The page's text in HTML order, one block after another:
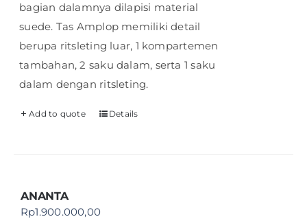
bagian dalamnya dilapisi material
suede. Tas Amplop memiliki detail
berupa ritsleting luar, 1 kompartemen
tambahan, 2 saku dalam, serta 1 saku
dalam dengan ritsleting.
Add to quote Details
ANANTA
Rp1.900.000,00